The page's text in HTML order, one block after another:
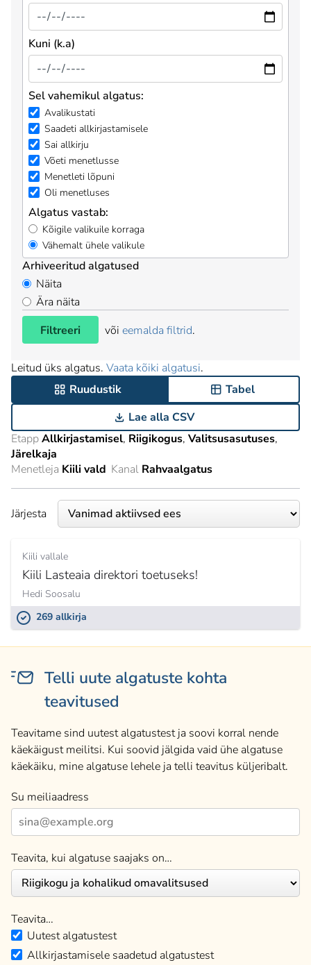
Kuni (k.a)
Sel vahemikul algatus:
Avalikustati
Saadeti allkirjastamisele
Sai allkirju
Võeti menetlusse
Menetleti lõpuni
Oli menetluses
Algatus vastab:
Kõigile valikuile korraga
Vähemalt ühele valikule
Arhiveeritud algatused
Näita
Ära näita
Filtreeri
või eemalda filtrid.
Leitud üks algatus. Vaata kõiki algatusi.
Ruudustik
Tabel
Lae alla CSV
EtappAllkirjastamisel Riigikogus Valitsusasutuses
Järelkaja
Menetleja Kiili vald Kanal Rahvaalgatus
Järjesta
Kiili vallale
Kiili Lasteaia direktori toetuseks!
Hedi Soosalu
269 allkirja
Telli uute algatuste kohta
teavitused
Teavitame sind uutest algatustest ja soovi korral nende
käekäigust meilitsi. Kui soovid jälgida vaid ühe algatuse
käekäiku, mine algatuse lehele ja telli teavitus küljeribalt.
Su meiliaadress
Teavita, kui algatuse saajaks on…
Teavita…
Uutest algatustest
Allkirjastamisele saadetud algatustest